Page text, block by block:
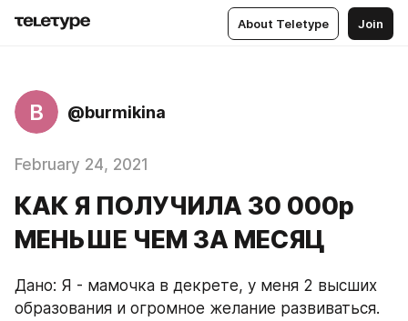
About Teletype Join
B @burmikina
February 24, 2021
КАК Я ПОЛУЧИЛА 30 000р
МЕНЬШЕ ЧЕМ ЗА МЕСЯЦ
Дано: Я - мамочка в декрете, у меня 2 высших
образования и огромное желание развиваться.